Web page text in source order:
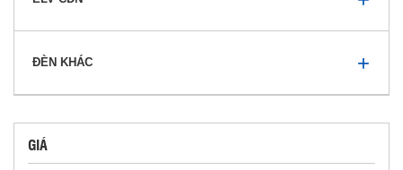
ĐÈN KHÁC
GIÁ